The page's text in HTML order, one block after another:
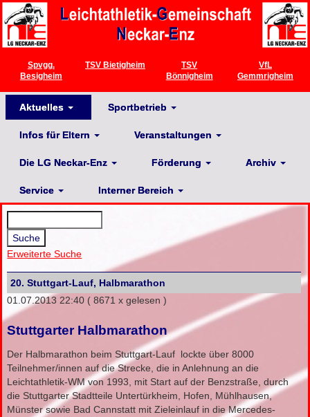
Spvgg.
Besigheim
TSV Bietigheim
TSV
Bönnigheim
VfL
Gemmrigheim
Aktuelles Sportbetrieb
Infos für Eltern Veranstaltungen
Die LG Neckar-Enz Förderung Archiv
Service Interner Bereich
Erweiterte Suche
20. Stuttgart-Lauf, Halbmarathon
01.07.2013 22:40 ( 8671 x gelesen )
Stuttgarter Halbmarathon
Der Halbmarathon beim Stuttgart-Lauf lockte über 8000
Teilnehmer/innen auf die Strecke, die in Anlehnung an die
Leichtathletik-WM von 1993, mit Start auf der Benzstraße, durch
die Stuttgarter Stadtteile Untertürkheim, Hofen, Mühlhausen,
Münster sowie Bad Cannstatt mit Zieleinlauf in die Mercedes-